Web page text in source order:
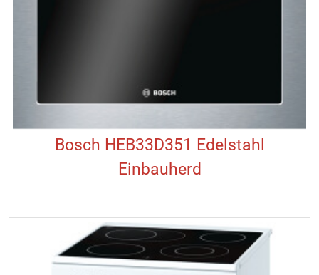
Bosch HEB33D351 Edelstahl
Einbauherd